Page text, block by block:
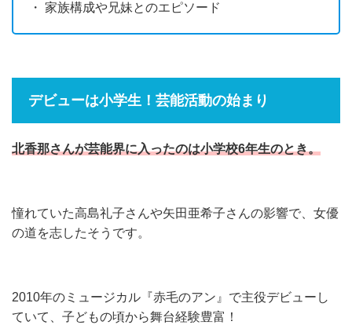
・ 家族構成や兄妹とのエピソード
デビューは小学生！芸能活動の始まり
北香那さんが芸能界に入ったのは小学校6年生のとき。
憧れていた高島礼子さんや矢田亜希子さんの影響で、女優
の道を志したそうです。
2010年のミュージカル『赤毛のアン』で主役デビューし
ていて、子どもの頃から舞台経験豊富！